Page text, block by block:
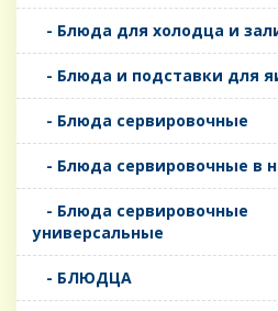
- Блюда для холодца и
- Блюда и подставки для
- Блюда сервировочные
- Блюда сервировочные в
- Блюда сервировочные
универсальные
- БЛЮДЦА